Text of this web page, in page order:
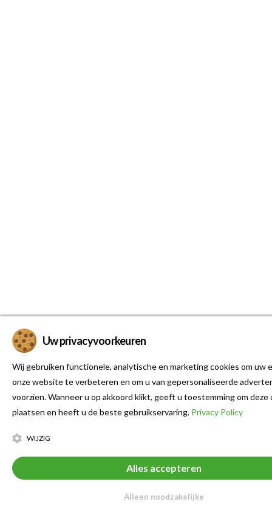
Uw privacyvoorkeuren
Wij gebruiken functionele, analytische en marketing cookies om uw
onze website te verbeteren en om u van gepersonaliseerde
voorzien. Wanneer u op akkoord klikt, geeft u toestemming om deze
plaatsen en heeft u de beste gebruikservaring. Privacy Policy
WIJZIG
Alles accepteren
Alleen noodzakelijke